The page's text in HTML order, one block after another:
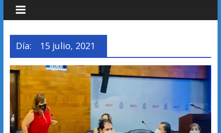
Día: 15 julio, 2021